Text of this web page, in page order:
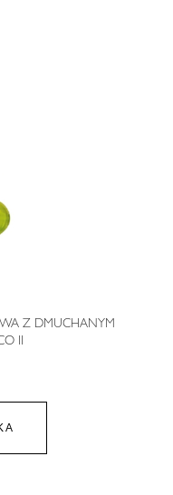
Z DMUCHANYM
II